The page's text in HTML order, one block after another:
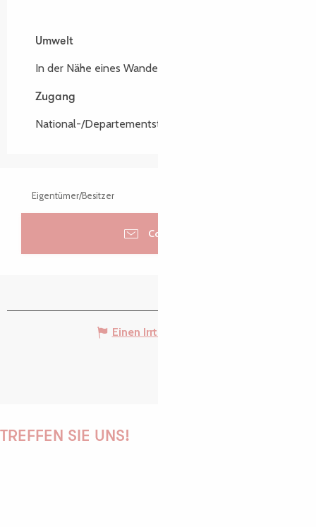
Umwelt
Umwelt
In der Nähe eines Wanderwegs
Zugang
Zugang
National-/Departementstraße : D20
Eigentümer/Besitzer
Contacter
Einen Irrtum angeben
TREFFEN SIE UNS!